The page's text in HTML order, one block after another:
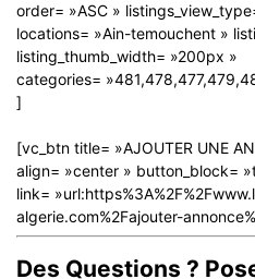
order= »ASC »
locations= »Ain-temouchent »
listing_thumb_width= »200px »
categories=
]
[vc_btn title= »AJOUTER UNE
align= »center » button_block=
link=
algerie.com%2Fajouter-
Des Questions ?